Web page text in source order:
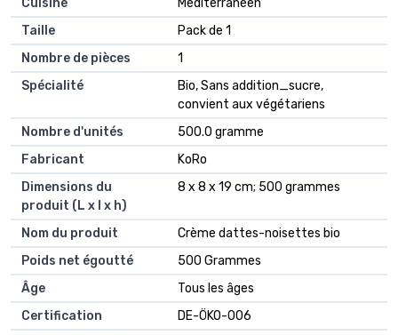
Cuisine
‎Méditerranéen
Taille
‎Pack de 1
Nombre de pièces
‎1
Spécialité
‎Bio, Sans addition_sucre,
convient aux végétariens
Nombre d'unités
‎500.0 gramme
Fabricant
‎KoRo
Dimensions du
produit (L x l x h)
‎8 x 8 x 19 cm; 500 grammes
Nom du produit
‎Crème dattes-noisettes bio
Poids net égoutté
‎500 Grammes
Âge
‎Tous les âges
Certification
‎DE-ÖKO-006